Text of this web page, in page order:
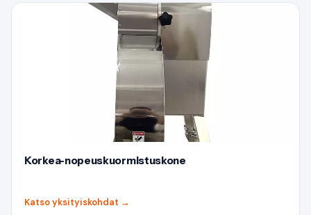
Korkea-nopeuskuormistuskone
Katso yksityiskohdat →